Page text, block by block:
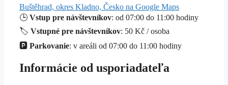
Buštěhrad, okres Kladno, Česko na Google Maps
🕒 Vstup pre návštevníkov: od 07:00 do 11:00 hodiny
🏷️ Vstupné pre návštevníkov: 50 Kč / osoba
🅿️ Parkovanie: v areáli od 07:00 do 11:00 hodiny
Informácie od usporiadateľa